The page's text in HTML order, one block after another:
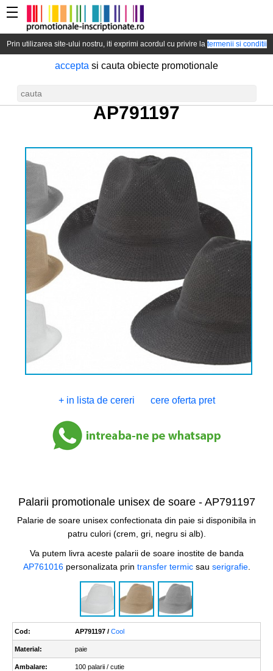
Palarie unisex de soare -
AP791197
+ in lista de cereri cere oferta pret
Palarii promotionale unisex de soare -AP791197
Palarie de soare unisex confectionata din paie si disponibila in
patru culori (crem, gri, negru si alb).
Va putem livra aceste palarii de soare inostite de banda
AP761016personalizata prin transfer termicsau serigrafie.
Cod: AP791197 / Cool
Material: paie
Ambalare: 100 palarii / cutie
Prin utilizarea site-ului nostru, iti exprimi acordul cu privire la termenii si conditii
accepta si cauta obiecte promotionale